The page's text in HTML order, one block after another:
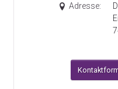
Adresse: